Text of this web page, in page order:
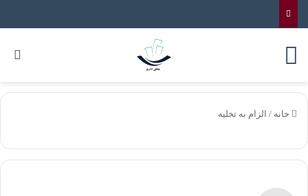
خانه / الزام به تخلیه